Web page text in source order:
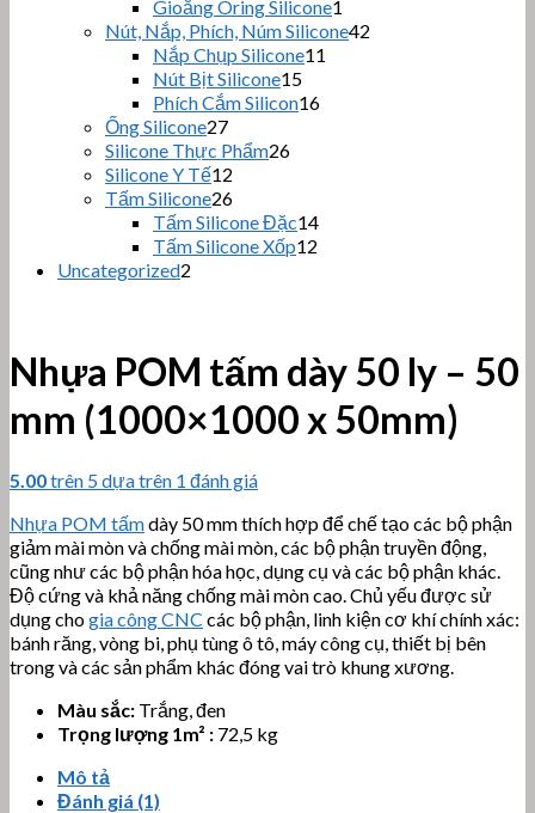
Gioăng Oring Silicone1
sản
Nút, Nắp, Phích, Núm Silicone42
Nắp Chụp Silicone11
Nút Bịt Silicone1515
sản
Phích Cắm Silicon1616
Ống Silicone2727
sản
phẩm
Silicone Thực Phẩm2626
Silicone Y Tế12
sản
phẩm
Tấm Silicone2626
sản
phẩm
Tấm Silicone Đặc1414
Tấm Silicone Xốp12
Uncategorized2
Nhựa POM tấm dày 50 ly – 50
mm (1000×1000 x 50mm)
5.00trên 5 dựa trên 1 đánh giá
Nhựa POM tấmdày 50 mm thích hợp để chế tạo các bộ phận
giảm mài mòn và chống mài mòn, các bộ phận truyền động,
cũng như các bộ phận hóa học, dụng cụ và các bộ phận khác.
Độ cứng và khả năng chống mài mòn cao. Chủ yếu được sử
dụng chogia công CNC các bộ phận, linh kiện cơ khí chính xác:
bánh răng, vòng bi, phụ tùng ô tô, máy công cụ, thiết bị bên
trong và các sản phẩm khác đóng vai trò khung xương.
Màu sắc: Trắng, đen
Trọng lượng 1m² : 72,5 kg
Mô tả
Đánh giá (1)